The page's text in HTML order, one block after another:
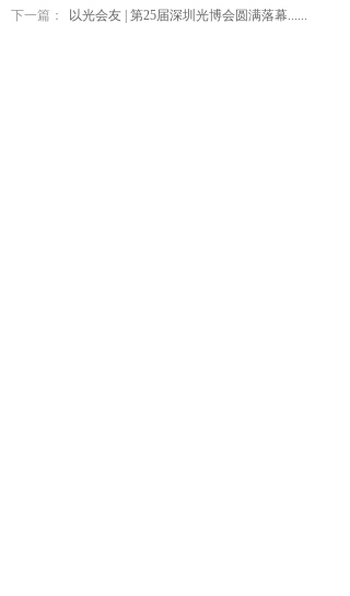
下一篇：
以光会友 | 第25届深圳光博会圆满落幕......